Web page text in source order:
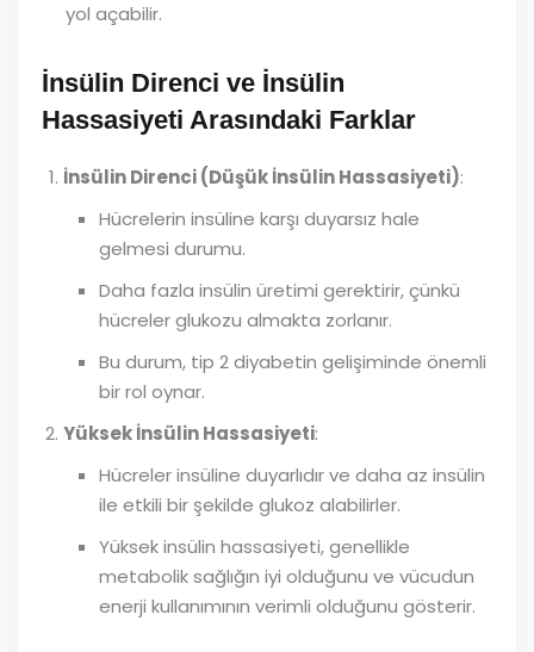
yol açabilir.
İnsülin Direnci ve İnsülin
Hassasiyeti Arasındaki Farklar
İnsülin Direnci (Düşük İnsülin Hassasiyeti):
Hücrelerin insüline karşı duyarsız hale
gelmesi durumu.
Daha fazla insülin üretimi gerektirir, çünkü
hücreler glukozu almakta zorlanır.
Bu durum, tip 2 diyabetin gelişiminde önemli
bir rol oynar.
Yüksek İnsülin Hassasiyeti:
Hücreler insüline duyarlıdır ve daha az insülin
ile etkili bir şekilde glukoz alabilirler.
Yüksek insülin hassasiyeti, genellikle
metabolik sağlığın iyi olduğunu ve vücudun
enerji kullanımının verimli olduğunu gösterir.